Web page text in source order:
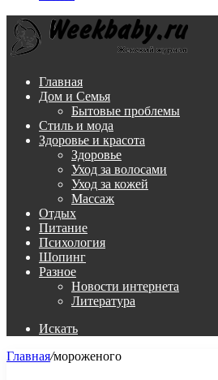
Главная
Дом и Семья
Бытовые проблемы
Стиль и мода
Здоровье и красота
Здоровье
Уход за волосами
Уход за кожей
Массаж
Отдых
Питание
Психология
Шопинг
Разное
Новости интернета
Литература
Искать
Главная/мороженого